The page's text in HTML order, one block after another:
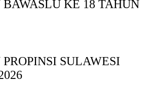
KE 18 TAHUN
SULAWESI